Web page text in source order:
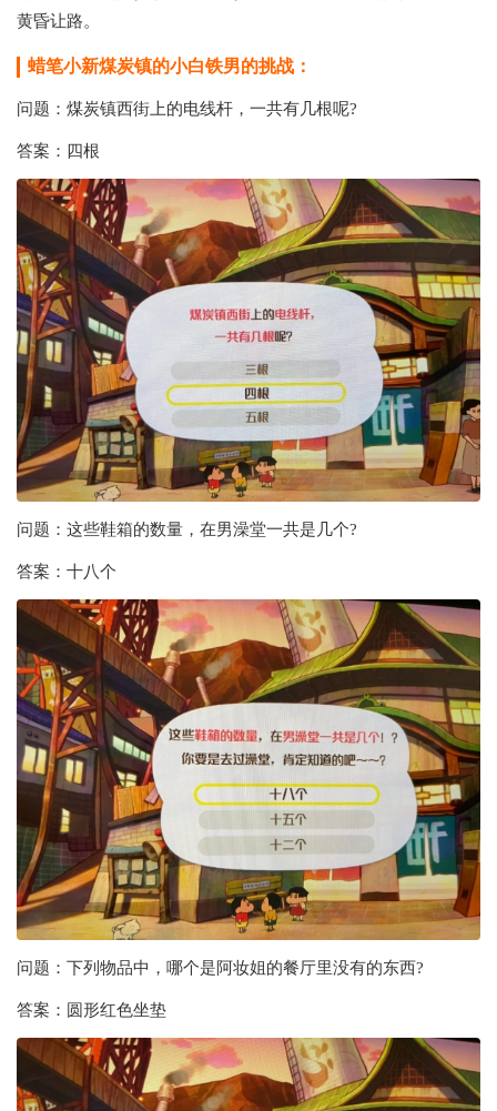
黄昏让路。
蜡笔小新煤炭镇的小白铁男的挑战：
问题：煤炭镇西街上的电线杆，一共有几根呢?
答案：四根
问题：这些鞋箱的数量，在男澡堂一共是几个?
答案：十八个
问题：下列物品中，哪个是阿妆姐的餐厅里没有的东西?
答案：圆形红色坐垫